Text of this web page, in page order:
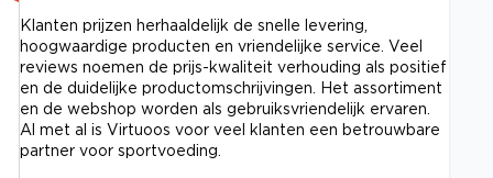
Klanten prijzen herhaaldelijk de snelle levering,
hoogwaardige producten en vriendelijke service. Veel
reviews noemen de prijs-kwaliteit verhouding als positief
en de duidelijke productomschrijvingen. Het assortiment
en de webshop worden als gebruiksvriendelijk ervaren.
Al met al is Virtuoos voor veel klanten een betrouwbare
partner voor sportvoeding.